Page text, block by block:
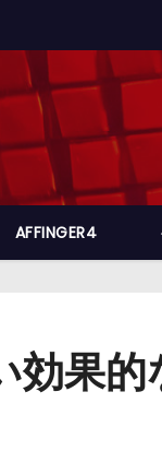
AFFINGER4
効果